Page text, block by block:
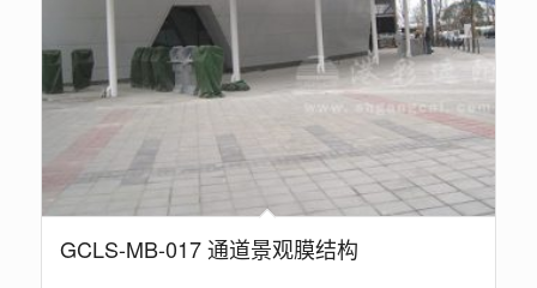
GCLS-MB-017 通道景观膜结构